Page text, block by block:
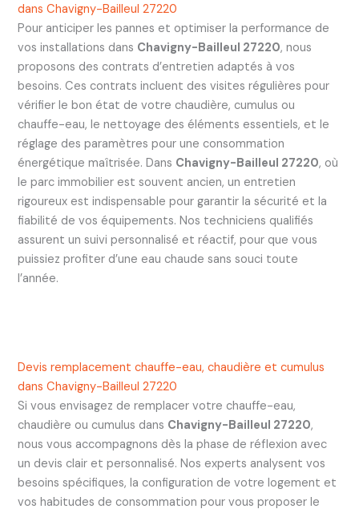
dans Chavigny-Bailleul 27220
Pour anticiper les pannes et optimiser la performance de
vos installations dans Chavigny-Bailleul 27220, nous
proposons des contrats d’entretien adaptés à vos
besoins. Ces contrats incluent des visites régulières pour
vérifier le bon état de votre chaudière, cumulus ou
chauffe-eau, le nettoyage des éléments essentiels, et le
réglage des paramètres pour une consommation
énergétique maîtrisée. Dans Chavigny-Bailleul 27220, où
le parc immobilier est souvent ancien, un entretien
rigoureux est indispensable pour garantir la sécurité et la
fiabilité de vos équipements. Nos techniciens qualifiés
assurent un suivi personnalisé et réactif, pour que vous
puissiez profiter d’une eau chaude sans souci toute
l’année.
Devis remplacement chauffe-eau, chaudière et cumulus
dans Chavigny-Bailleul 27220
Si vous envisagez de remplacer votre chauffe-eau,
chaudière ou cumulus dans Chavigny-Bailleul 27220,
nous vous accompagnons dès la phase de réflexion avec
un devis clair et personnalisé. Nos experts analysent vos
besoins spécifiques, la configuration de votre logement et
vos habitudes de consommation pour vous proposer le